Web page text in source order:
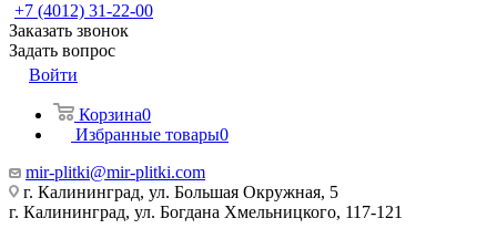
+7 (4012) 31-22-00
Заказать звонок
Задать вопрос
Войти
Корзина0
Избранные товары0
mir-plitki@mir-plitki.com
г. Калининград, ул. Большая Окружная, 5
г. Калининград, ул. Богдана Хмельницкого, 117-121